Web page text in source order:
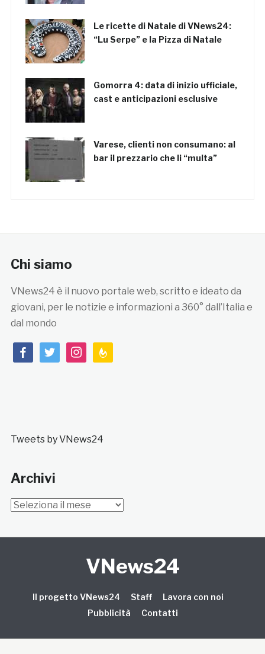
Le ricette di Natale di VNews24:
“Lu Serpe” e la Pizza di Natale
Gomorra 4: data di inizio ufficiale,
cast e anticipazioni esclusive
Varese, clienti non consumano: al
bar il prezzario che li “multa”
Chi siamo
VNews24 è il nuovo portale web, scritto e ideato da
giovani, per le notizie e informazioni a 360° dall’Italia e
dal mondo
facebooktwitterinstagramfeedburner
Tweets by VNews24
Archivi
Archivi
VNews24
Il progetto VNews24 Staff
Lavora con noi
Pubblicità
Contatti